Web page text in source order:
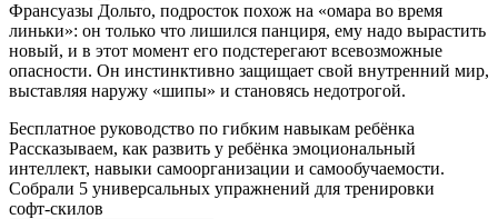
Франсуазы Дольто, подросток похож на «омара во время
линьки»: он только что лишился панциря, ему надо вырастить
новый, и в этот момент его подстерегают всевозможные
опасности. Он инстинктивно защищает свой внутренний мир,
выставляя наружу «шипы» и становясь недотрогой.
Бесплатное руководство по гибким навыкам ребёнка
Рассказываем, как развить у ребёнка эмоциональный
интеллект, навыки самоорганизации и самообучаемости.
Собрали 5 универсальных упражнений для тренировки
софт‑скилов